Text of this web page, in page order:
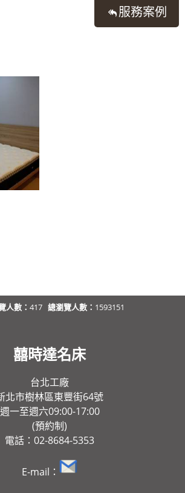
服務案例
人數： 417 總瀏覽人數： 1593151
囍時達名床
台北工廠
北市樹林區東豐街64號
週一至週六09:00-17:00
(預約制)
電話：02-8684-5353
E-mail：